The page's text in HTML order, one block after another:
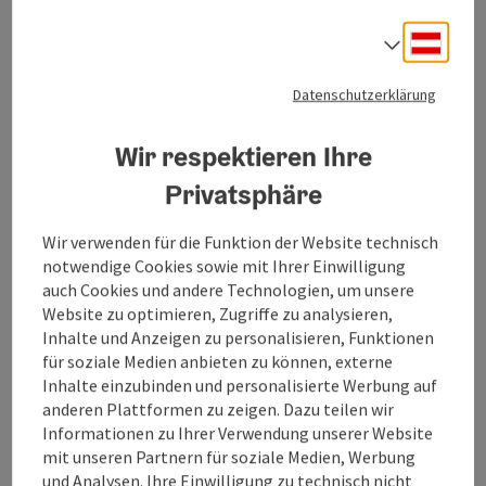
Unsere gemütliche Jausenstation liegt im Zentrum
der ruhigen Ortschaft Münsteuer, dem Schnittpunkt
Reisenden, die mit dem Rad das schöne Innviertel
erkunden.
Wir bieten Ihnen auch gerne einen gemütlichen
Rahmen für Firmenfeiern, Geburtstage, Taufen,...
In und rund um Reichersberg gibt es viele
Ausflugsziele: Stift Reichersberg, Wanderwege,
Europareservat „Unterer Inn", Spa Resort Geinberg,
Therme Bad Füssing, und vieles mehr!
Datenschutzerklärung
Wir respektieren Ihre
Privatsphäre
Wir verwenden für die Funktion der Website technisch
notwendige Cookies sowie mit Ihrer Einwilligung
auch Cookies und andere Technologien, um unsere
Website zu optimieren, Zugriffe zu analysieren,
Inhalte und Anzeigen zu personalisieren, Funktionen
für soziale Medien anbieten zu können, externe
Inhalte einzubinden und personalisierte Werbung auf
anderen Plattformen zu zeigen. Dazu teilen wir
Informationen zu Ihrer Verwendung unserer Website
mit unseren Partnern für soziale Medien, Werbung
und Analysen. Ihre Einwilligung zu technisch nicht